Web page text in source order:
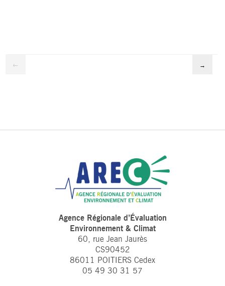
← →
Agence Régionale d’Évaluation
Environnement & Climat
60, rue Jean Jaurès
CS90452
86011 POITIERS Cedex
05 49 30 31 57